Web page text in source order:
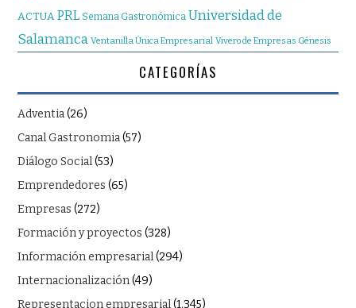
ACTUA PRL Semana Gastronómica Universidad de
Salamanca Ventanilla Única Empresarial Vivero de Empresas Génesis
CATEGORÍAS
Adventia(26)
Canal Gastronomia(57)
Diálogo Social(53)
Emprendedores (65)
Empresas (272)
Formación y proyectos (328)
Información empresarial(294)
Internacionalización(49)
Representacion empresarial(1.345)